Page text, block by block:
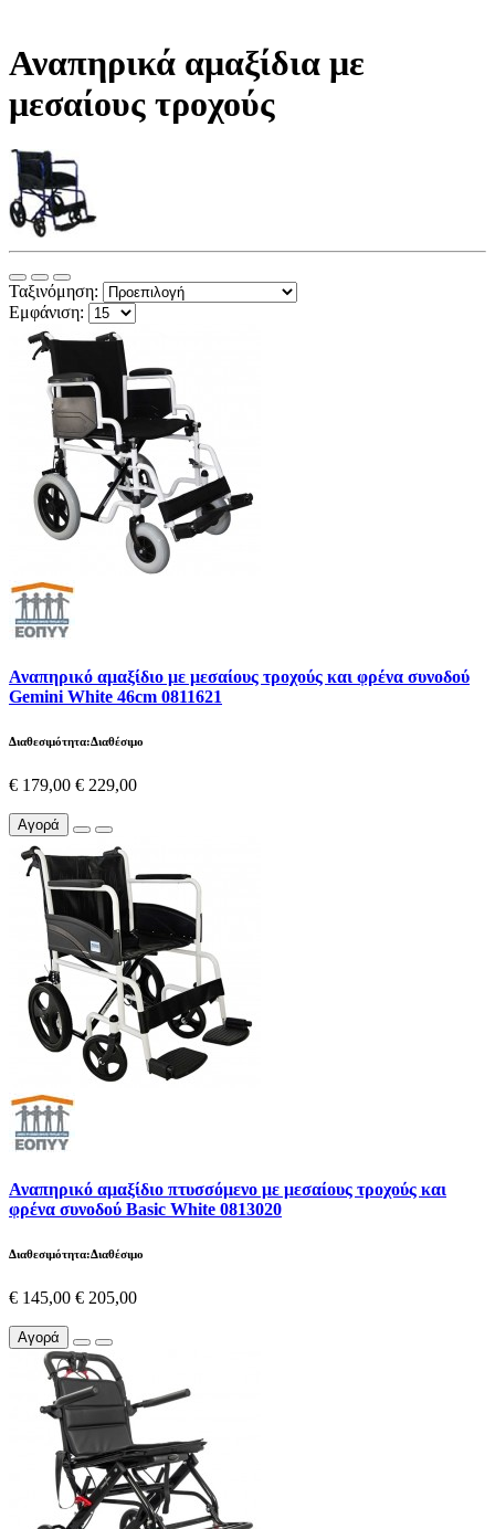
Αναπηρικά αμαξίδια με
μεσαίους τροχούς
Ταξινόμηση:
Εμφάνιση:
Αναπηρικό αμαξίδιο με μεσαίους τροχούς και φρένα συνοδού
Gemini White 46cm 0811621
Διαθεσιμότητα:Διαθέσιμο
€ 179,00 € 229,00
Αγορά
Αναπηρικό αμαξίδιο πτυσσόμενο με μεσαίους τροχούς και
φρένα συνοδού Basic White 0813020
Διαθεσιμότητα:Διαθέσιμο
€ 145,00 € 205,00
Αγορά